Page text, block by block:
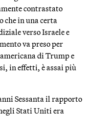
contrastato
che in una certa
verso Israele e
va preso per
di Trump e
in effetti, è assai più
Sessanta il rapporto
Stati Uniti era